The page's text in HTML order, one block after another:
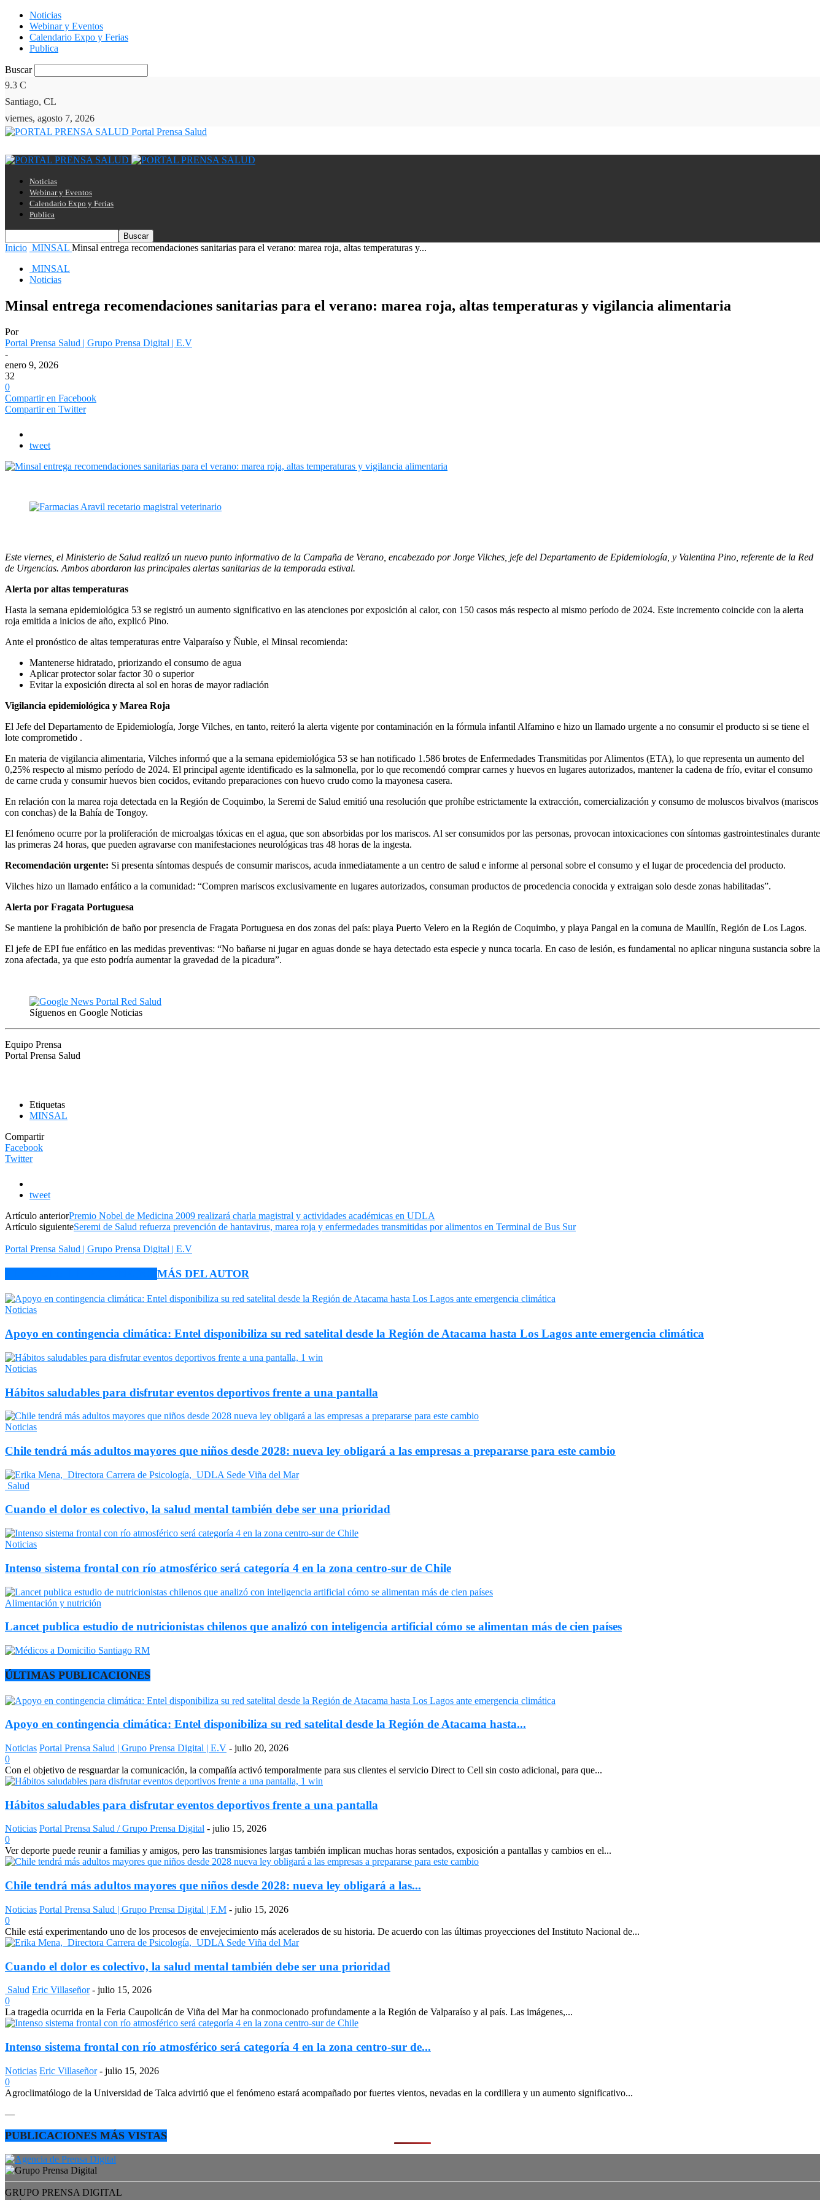
Noticias
Webinar y Eventos
Calendario Expo y Ferias
Publica
Buscar
9.3 C
Santiago, CL
viernes, agosto 7, 2026
Portal Prensa Salud
Noticias
Webinar y Eventos
Calendario Expo y Ferias
Publica
Inicio MINSAL Minsal entrega recomendaciones sanitarias para el verano: marea roja, altas temperaturas y...
MINSAL
Noticias
Minsal entrega recomendaciones sanitarias para el verano: marea roja, altas temperaturas y vigilancia alimentaria
Por
Portal Prensa Salud | Grupo Prensa Digital | E.V
-
enero 9, 2026
32
0
Compartir en Facebook
Compartir en Twitter
tweet
Este viernes, el Ministerio de Salud realizó un nuevo punto informativo de la Campaña de Verano, encabezado por Jorge Vilches, jefe del Departamento de Epidemiología, y Valentina Pino, referente de la Red
de Urgencias. Ambos abordaron las principales alertas sanitarias de la temporada estival.
Alerta por altas temperaturas
Hasta la semana epidemiológica 53 se registró un aumento significativo en las atenciones por exposición al calor, con 150 casos más respecto al mismo período de 2024. Este incremento coincide con la alerta
roja emitida a inicios de año, explicó Pino.
Ante el pronóstico de altas temperaturas entre Valparaíso y Ñuble, el Minsal recomienda:
Mantenerse hidratado, priorizando el consumo de agua
Aplicar protector solar factor 30 o superior
Evitar la exposición directa al sol en horas de mayor radiación
Vigilancia epidemiológica y Marea Roja
El Jefe del Departamento de Epidemiología, Jorge Vilches, en tanto, reiteró la alerta vigente por contaminación en la fórmula infantil Alfamino e hizo un llamado urgente a no consumir el producto si se tiene el
lote comprometido .
En materia de vigilancia alimentaria, Vilches informó que a la semana epidemiológica 53 se han notificado 1.586 brotes de Enfermedades Transmitidas por Alimentos (ETA), lo que representa un aumento del
0,25% respecto al mismo período de 2024. El principal agente identificado es la salmonella, por lo que recomendó comprar carnes y huevos en lugares autorizados, mantener la cadena de frío, evitar el consumo
de carne cruda y consumir huevos bien cocidos, evitando preparaciones con huevo crudo como la mayonesa casera.
En relación con la marea roja detectada en la Región de Coquimbo, la Seremi de Salud emitió una resolución que prohíbe estrictamente la extracción, comercialización y consumo de moluscos bivalvos (mariscos
con conchas) de la Bahía de Tongoy.
El fenómeno ocurre por la proliferación de microalgas tóxicas en el agua, que son absorbidas por los mariscos. Al ser consumidos por las personas, provocan intoxicaciones con síntomas gastrointestinales durante
las primeras 24 horas, que pueden agravarse con manifestaciones neurológicas tras 48 horas de la ingesta.
Recomendación urgente: Si presenta síntomas después de consumir mariscos, acuda inmediatamente a un centro de salud e informe al personal sobre el consumo y el lugar de procedencia del producto.
Vilches hizo un llamado enfático a la comunidad: “Compren mariscos exclusivamente en lugares autorizados, consuman productos de procedencia conocida y extraigan solo desde zonas habilitadas”.
Alerta por Fragata Portuguesa
Se mantiene la prohibición de baño por presencia de Fragata Portuguesa en dos zonas del país: playa Puerto Velero en la Región de Coquimbo, y playa Pangal en la comuna de Maullín, Región de Los Lagos.
El jefe de EPI fue enfático en las medidas preventivas: “No bañarse ni jugar en aguas donde se haya detectado esta especie y nunca tocarla. En caso de lesión, es fundamental no aplicar ninguna sustancia sobre la
zona afectada, ya que esto podría aumentar la gravedad de la picadura”.
Síguenos en Google Noticias
Equipo Prensa
Portal Prensa Salud
Etiquetas
MINSAL
Compartir
Facebook
Twitter
tweet
Artículo anteriorPremio Nobel de Medicina 2009 realizará charla magistral y actividades académicas en UDLA
Artículo siguienteSeremi de Salud refuerza prevención de hantavirus, marea roja y enfermedades transmitidas por alimentos en Terminal de Bus Sur
Portal Prensa Salud | Grupo Prensa Digital | E.V
MÁS DEL AUTOR
Noticias
Apoyo en contingencia climática: Entel disponibiliza su red satelital desde la Región de Atacama hasta Los Lagos ante emergencia climática
Noticias
Hábitos saludables para disfrutar eventos deportivos frente a una pantalla
Noticias
Chile tendrá más adultos mayores que niños desde 2028: nueva ley obligará a las empresas a prepararse para este cambio
Salud
Cuando el dolor es colectivo, la salud mental también debe ser una prioridad
Noticias
Intenso sistema frontal con río atmosférico será categoría 4 en la zona centro-sur de Chile
Alimentación y nutrición
Lancet publica estudio de nutricionistas chilenos que analizó con inteligencia artificial cómo se alimentan más de cien países
ÚLTIMAS PUBLICACIONES
Apoyo en contingencia climática: Entel disponibiliza su red satelital desde la Región de Atacama hasta...
Noticias Portal Prensa Salud | Grupo Prensa Digital | E.V - julio 20, 2026
0
Con el objetivo de resguardar la comunicación, la compañía activó temporalmente para sus clientes el servicio Direct to Cell sin costo adicional, para que...
Hábitos saludables para disfrutar eventos deportivos frente a una pantalla
Noticias Portal Prensa Salud / Grupo Prensa Digital - julio 15, 2026
0
Ver deporte puede reunir a familias y amigos, pero las transmisiones largas también implican muchas horas sentados, exposición a pantallas y cambios en el...
Chile tendrá más adultos mayores que niños desde 2028: nueva ley obligará a las...
Noticias Portal Prensa Salud | Grupo Prensa Digital | F.M - julio 15, 2026
0
Chile está experimentando uno de los procesos de envejecimiento más acelerados de su historia. De acuerdo con las últimas proyecciones del Instituto Nacional de...
Cuando el dolor es colectivo, la salud mental también debe ser una prioridad
Salud Eric Villaseñor - julio 15, 2026
0
La tragedia ocurrida en la Feria Caupolicán de Viña del Mar ha conmocionado profundamente a la Región de Valparaíso y al país. Las imágenes,...
Intenso sistema frontal con río atmosférico será categoría 4 en la zona centro-sur de...
Noticias Eric Villaseñor - julio 15, 2026
0
Agroclimatólogo de la Universidad de Talca advirtió que el fenómeno estará acompañado por fuertes vientos, nevadas en la cordillera y un aumento significativo...
—
PUBLICACIONES MÁS VISTAS
GRUPO PRENSA DIGITAL